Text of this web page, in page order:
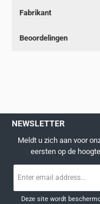
Fabrikant
Beoordelingen
NEWSLETTER
Meldt u zich aan voor
eersten op de
mailadres
Deze site wordt